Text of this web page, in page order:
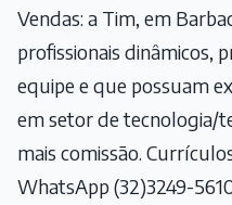
Vendas: a Tim, em
profissionais dinâmicos,
equipe e que possuam
em setor de tecnologia/
mais comissão.
WhatsApp (32)3249-